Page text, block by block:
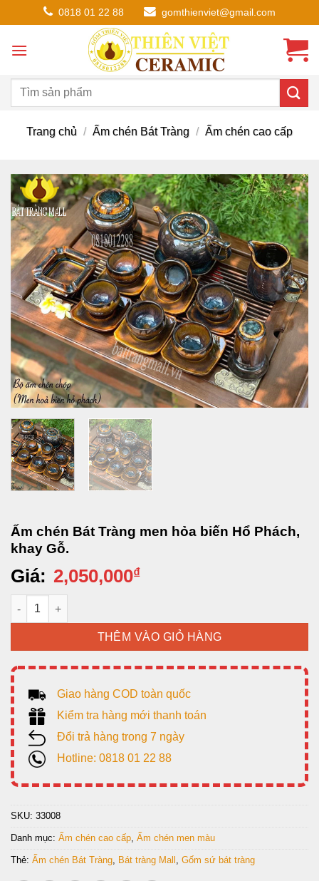
đến
nội
0818 01 22 88 gomthienviet@gmail.com
Trang chủ / Ấm chén Bát Tràng / Ấm chén cao cấp
Ấm chén Bát Tràng men hỏa biến Hổ Phách,
khay Gỗ.
Giá: 2,050,000₫
Ấm chén Bát Tràng men hỏa biến Hổ Phách, khay Gỗ. số lượng
THÊM VÀO GIỎ HÀNG
Giao hàng COD toàn quốc
Kiểm tra hàng mới thanh toán
Đổi trả hàng trong 7 ngày
Hotline: 0818 01 22 88
SKU: 33008
Danh mục: Ấm chén cao cấp, Ấm chén men màu
Thẻ: Ấm chén Bát Tràng, Bát tràng Mall , Gốm sứ bát tràng